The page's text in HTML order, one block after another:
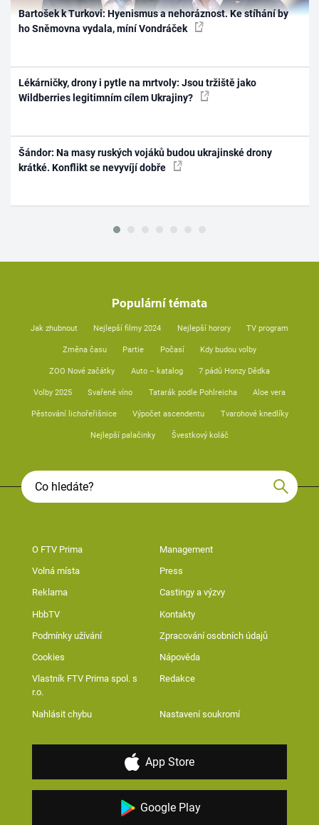
Bartošek k Turkovi: Hyenismus a nehoráznost. Ke stíhání by
ho Sněmovna vydala, míní Vondráček
Lékárničky, drony i pytle na mrtvoly: Jsou tržiště jako
Wildberries legitimním cílem Ukrajiny?
Šándor: Na masy ruských vojáků budou ukrajinské drony
krátké. Konflikt se nevyvíjí dobře
Populární témata
Jak zhubnout Nejlepší filmy 2024 Nejlepší horory TV program
Změna času Partie Počasí Kdy budou volby
ZOO Nové začátky Auto – katalog 7 pádů Honzy Dědka
Volby 2025 Svařené víno Tatarák podle Pohlreicha Aloe vera
Pěstování lichořeřišnice Výpočet ascendentu Tvarohové knedlíky
Nejlepší palačinky Švestkový koláč
O FTV Prima Management
Volná místa Press
Reklama Castingy a výzvy
HbbTV Kontakty
Podmínky užívání Zpracování osobních údajů
Cookies Nápověda
Vlastník FTV Prima spol. s
r.o.
Redakce
Nahlásit chybu Nastavení soukromí
App Store
Google Play